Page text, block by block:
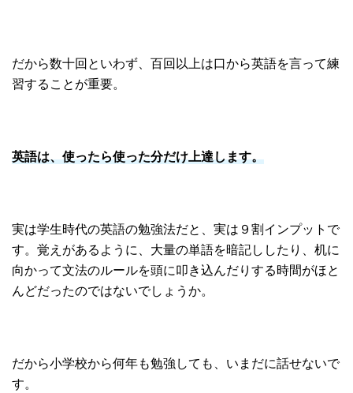
だから数十回といわず、百回以上は口から英語を言って練
習することが重要。
英語は、使ったら使った分だけ上達します。
実は学生時代の英語の勉強法だと、実は９割インプットで
す。覚えがあるように、大量の単語を暗記ししたり、机に
向かって文法のルールを頭に叩き込んだりする時間がほと
んどだったのではないでしょうか。
だから小学校から何年も勉強しても、いまだに話せないで
す。